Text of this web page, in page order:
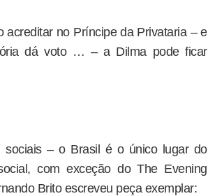
acreditar no Príncipe da Privataria – e
dá voto … – a Dilma pode ficar
sociais – o Brasil é o único lugar do
com exceção do The Evening
Brito escreveu peça exemplar: